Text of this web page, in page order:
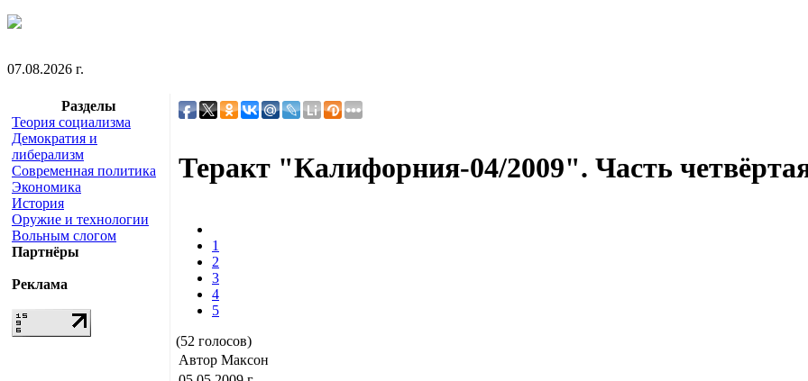
07.08.2026 г.
Разделы
Теория социализма
Демократия и
либерализм
Современная политика
Экономика
История
Оружие и технологии
Вольным слогом
Партнёры
Реклама
Теракт "Калифорния-04/2009". Часть
1
2
3
4
5
(52 голосов)
Автор Максон